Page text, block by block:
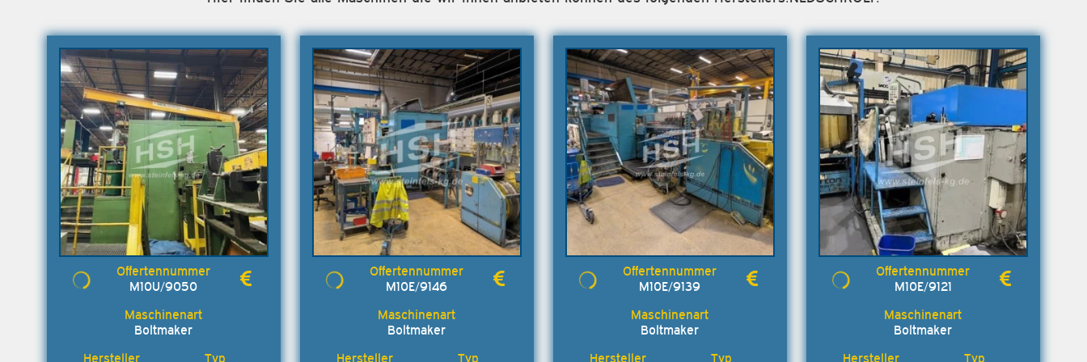
M10U/9050
Boltmaker
M10E/9146
Boltmaker
M10E/9139
Boltmaker
M10E/9121
Boltmaker